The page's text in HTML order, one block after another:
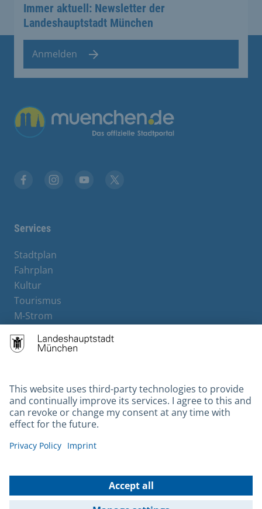
Immer aktuell: Newsletter der
Landeshauptstadt München
Anmelden
Übergreifende Links
Services
Stadtplan
Fahrplan
Kultur
Tourismus
M-Strom
Hotels
Contact
Barrierefreiheit
Leichte Sprache
Gebärdensprache
Kontakt